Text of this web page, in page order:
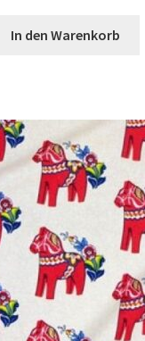
In den Warenkorb